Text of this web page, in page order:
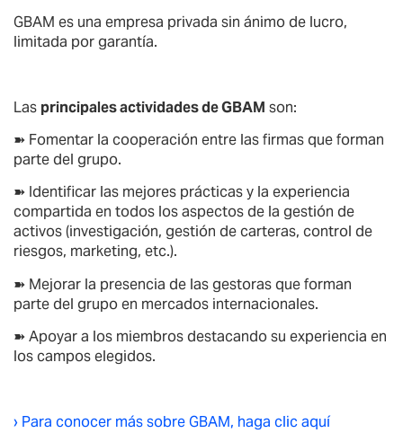
GBAM es una empresa privada sin ánimo de lucro,
limitada por garantía.
Las principales actividades de GBAM son:
➽ Fomentar la cooperación entre las firmas que forman
parte del grupo.
➽ Identificar las mejores prácticas y la experiencia
compartida en todos los aspectos de la gestión de
activos (investigación, gestión de carteras, control de
riesgos, marketing, etc.).
➽ Mejorar la presencia de las gestoras que forman
parte del grupo en mercados internacionales.
➽ Apoyar a los miembros destacando su experiencia en
los campos elegidos.
› Para conocer más sobre GBAM, haga clic aquí